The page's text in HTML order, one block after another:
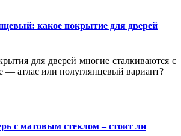
какое покрытие для дверей
для дверей многие сталкиваются с
— атлас или полуглянцевый вариант?
с матовым стеклом – стоит ли